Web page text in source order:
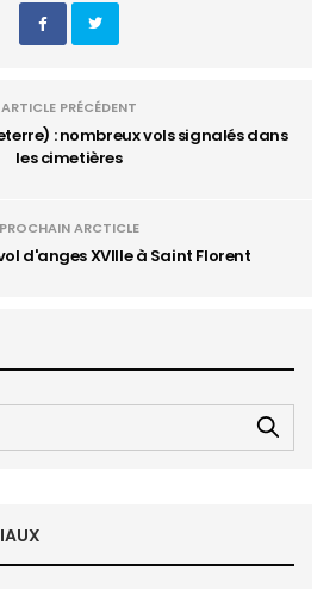
ARTICLE PRÉCÉDENT
: nombreux vols signalés dans
les cimetières
PROCHAIN ARCTICLE
d'anges XVIIIe à Saint Florent